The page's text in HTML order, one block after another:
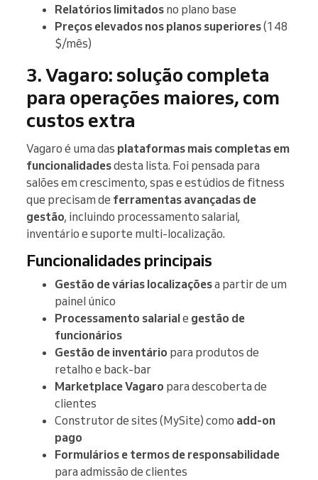
Relatórios limitados no plano base
Preços elevados nos planos superiores(148
$/mês)
3. Vagaro: solução completa
para operações maiores, com
custos extra
Vagaro é uma das plataformas mais completas em
funcionalidadesdesta lista. Foi pensada para
salões em crescimento, spas e estúdios de fitness
que precisam de ferramentas avançadas de
gestão, incluindo processamento salarial,
inventário e suporte multi-localização.
Funcionalidades principais
Gestão de várias localizaçõesa partir de um
painel único
Processamento salariale gestão de
funcionários
Gestão de inventário para produtos de
retalho e back-bar
Marketplace Vagaro para descoberta de
clientes
Construtor de sites (MySite) como add-on
pago
Formulários e termos de responsabilidade
para admissão de clientes